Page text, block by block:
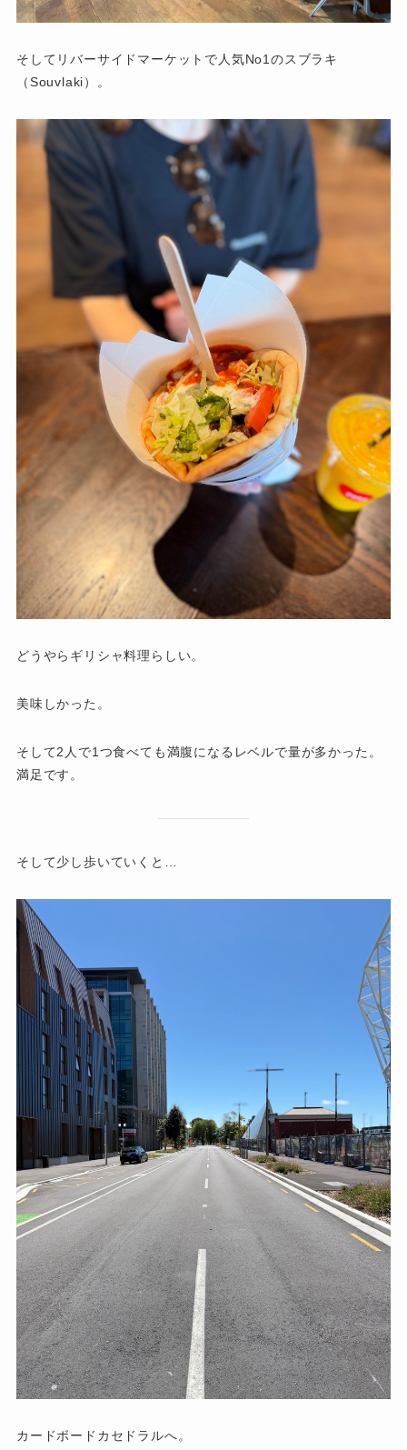
そしてリバーサイドマーケットで人気No1のスブラキ
（Souvlaki）。
どうやらギリシャ料理らしい。
美味しかった。
そして2人で1つ食べても満腹になるレベルで量が多かった。
満足です。
そして少し歩いていくと…
カードボードカセドラルへ。